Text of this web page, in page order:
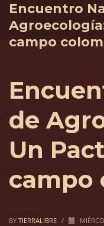
Encuentro
campo
de
Un
campo
BY TIERRALIBRE /